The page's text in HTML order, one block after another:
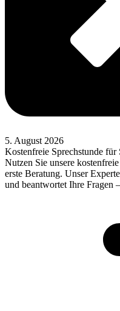
5. August 2026
Kostenfreie Sprechstunde
Nutzen Sie unsere
erste Beratung. Unser
und beantwortet Ihre Fragen